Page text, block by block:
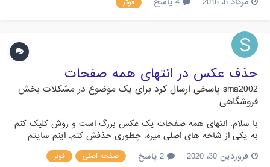
لطفا توضیح دهید. ممنون.
فوتر
حذف عکس در انتهای همه صفحات
sma2002 پاسخی ارسال کرد برای یک موضوع در مشکلات بخش
فروشگاهی
با سلام. انتهای همه صفحات یک عکس بزرگ است و روش کلیک کنم
به یکی از شاخه های اصلی میره. چطوری حذفش کنم. اینم سایتم
فروردین 30، 2020 صفحه اصلی فوتر